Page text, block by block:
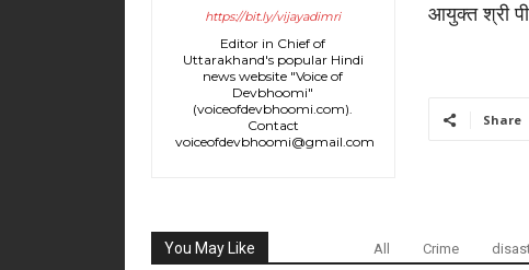
https://bit.ly/vijayadimri
Editor in Chief of
Uttarakhand's popular Hindi
news website "Voice of
Devbhoomi"
(voiceofdevbhoomi.com).
Contact
voiceofdevbhoomi@gmail.com
आयुक्त श्री
Share
You May Like All Crime